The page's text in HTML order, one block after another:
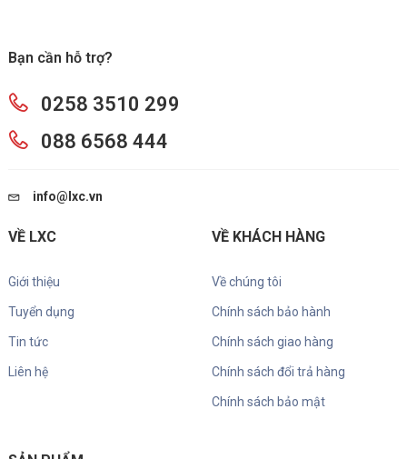
Bạn cần hỗ trợ?
0258 3510 299
088 6568 444
info@lxc.vn
VỀ LXC
Giới thiệu
Tuyển dụng
Tin tức
Liên hệ
VỀ KHÁCH HÀNG
Về chúng tôi
Chính sách bảo hành
Chính sách giao hàng
Chính sách đổi trả hàng
Chính sách bảo mật